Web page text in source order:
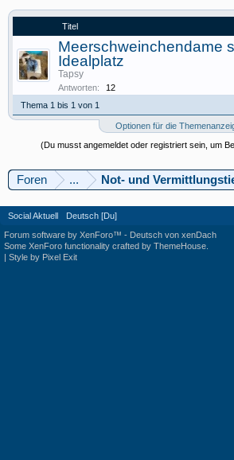
Titel
Meerschweinchendame
Idealplatz
Tapsy
Antworten: 12
Thema 1 bis 1 von 1
Optionen für die
(Du musst angemeldet oder registriert sein, um
Foren ... Not- und
Social Aktuell Deutsch [Du]
Forum software by XenForo™ - Deutsch von xenDach
Some XenForo functionality crafted by ThemeHouse
| Style by Pixel Exit